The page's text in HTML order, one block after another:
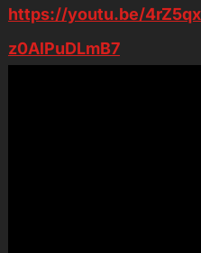
https://youtu.be/
z0AlPuDLmB7